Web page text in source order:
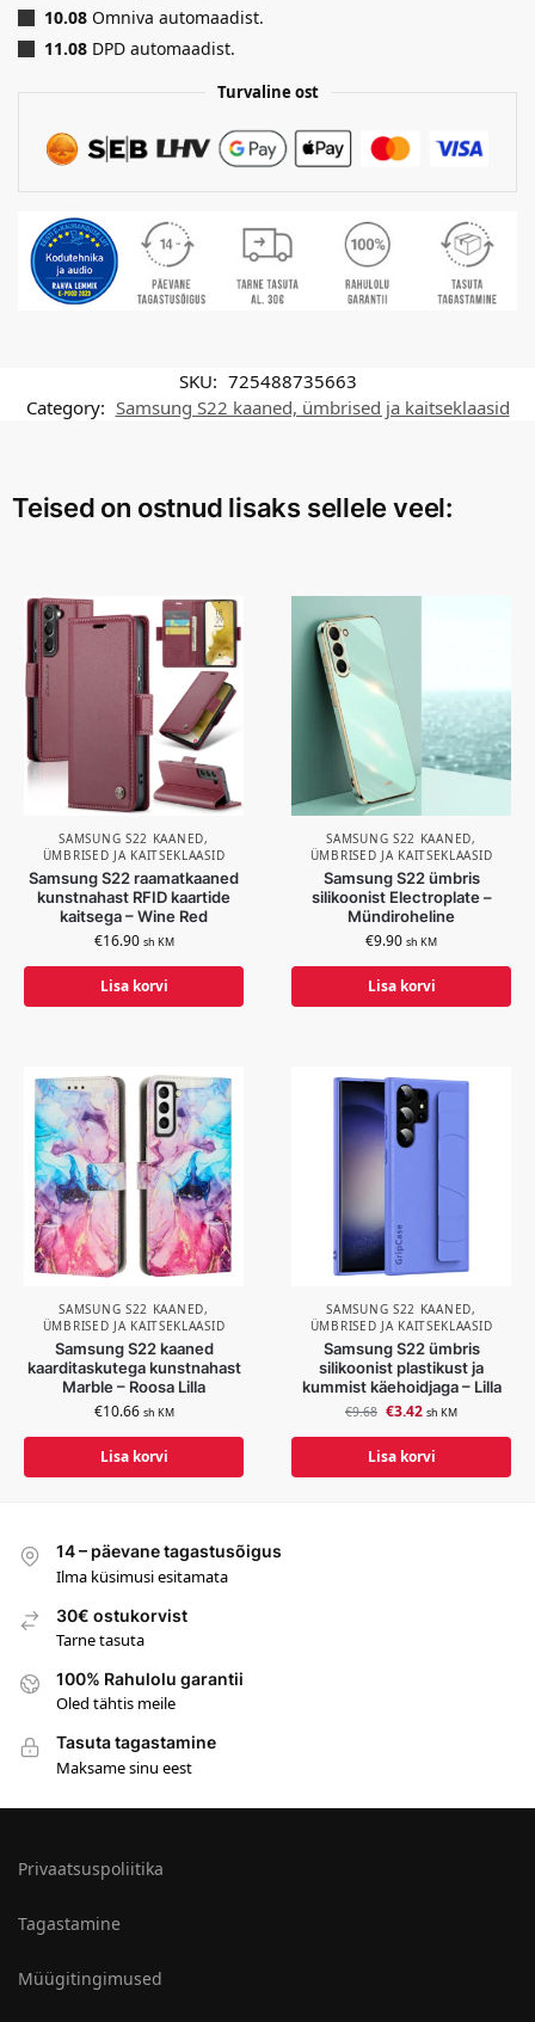
10.08 Omniva automaadist.
11.08 DPD automaadist.
Turvaline ost
SKU: 725488735663
Category: Samsung S22 kaaned, ümbrised ja kaitseklaasid
Teised on ostnud lisaks sellele veel:
SAMSUNG S22 KAANED,
ÜMBRISED JA KAITSEKLAASID
Samsung S22 raamatkaaned
kunstnahast RFID kaartide
kaitsega – Wine Red
€16.90 sh KM
Lisa korvi
SAMSUNG S22 KAANED,
ÜMBRISED JA KAITSEKLAASID
Samsung S22 ümbris
silikoonist Electroplate –
Mündiroheline
€9.90 sh KM
Lisa korvi
SAMSUNG S22 KAANED,
ÜMBRISED JA KAITSEKLAASID
Samsung S22 kaaned
kaarditaskutega kunstnahast
Marble – Roosa Lilla
€10.66 sh KM
Lisa korvi
SAMSUNG S22 KAANED,
ÜMBRISED JA KAITSEKLAASID
Samsung S22 ümbris
silikoonist plastikust ja
kummist käehoidjaga – Lilla
€9.68 €3.42 sh KM
Lisa korvi
14 – päevane tagastusõigus
Ilma küsimusi esitamata
30€ ostukorvist
Tarne tasuta
100% Rahulolu garantii
Oled tähtis meile
Tasuta tagastamine
Maksame sinu eest
Privaatsuspoliitika
Tagastamine
Müügitingimused